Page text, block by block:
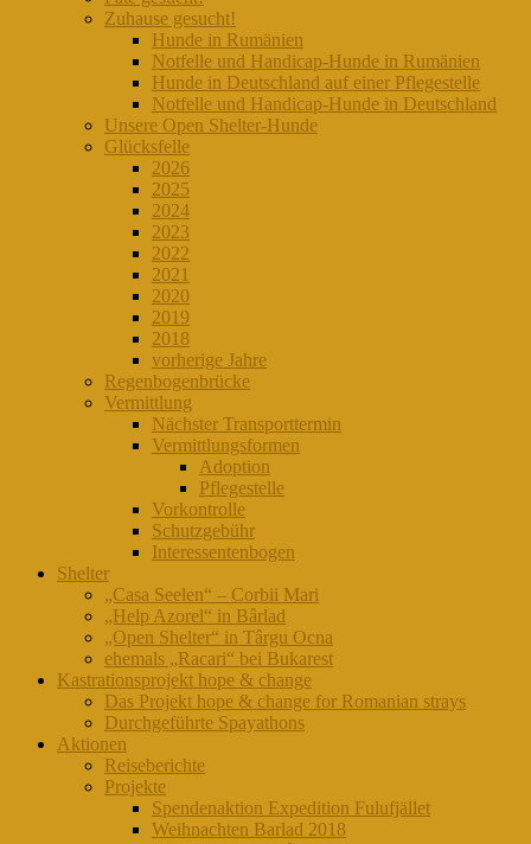
Zuhause gesucht!
Hunde in Rumänien
Notfelle und Handicap-Hunde in Rumänien
Hunde in Deutschland auf einer Pflegestelle
Notfelle und Handicap-Hunde in Deutschland
Unsere Open Shelter-Hunde
Glücksfelle
2026
2025
2024
2023
2022
2021
2020
2019
2018
vorherige Jahre
Regenbogenbrücke
Vermittlung
Nächster Transporttermin
Vermittlungsformen
Adoption
Pflegestelle
Vorkontrolle
Schutzgebühr
Interessentenbogen
Shelter
„Casa Seelen“ – Corbii Mari
„Help Azorel“ in Bârlad
„Open Shelter“ in Târgu Ocna
ehemals „Racari“ bei Bukarest
Kastrationsprojekt hope & change
Das Projekt hope & change for Romanian strays
Durchgeführte Spayathons
Aktionen
Reiseberichte
Projekte
Spendenaktion Expedition Fulufjället
Weihnachten Barlad 2018